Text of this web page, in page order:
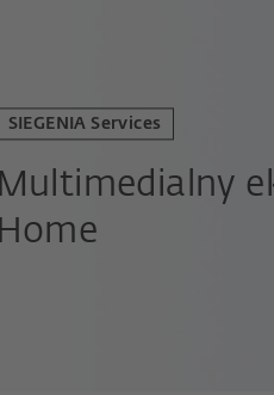
SIEGENIA Services
Multimedialny
Home